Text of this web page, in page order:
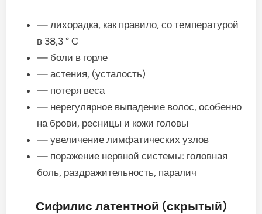
— лихорадка, как правило, со температурой
в 38,3 ° C
— боли в горле
— астения, (усталость)
— потеря веса
— нерегулярное выпадение волос, особенно
на брови, ресницы и кожи головы
— увеличение лимфатических узлов
— поражение нервной системы: головная
боль, раздражительность, паралич
Сифилис латентной (скрытый)